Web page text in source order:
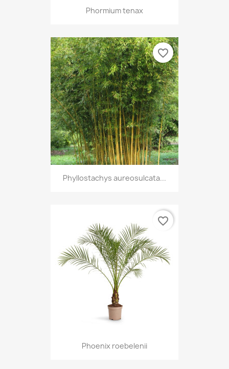
Phormium tenax
Phyllostachys aureosulcata...
favorite_border
Phoenix roebelenii
favorite_border